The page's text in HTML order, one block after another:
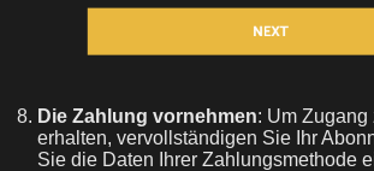
Die Zahlung vornehmen: Um Zugang
erhalten, vervollständigen Sie Ihr
Sie die Daten Ihrer Zahlungsmethode